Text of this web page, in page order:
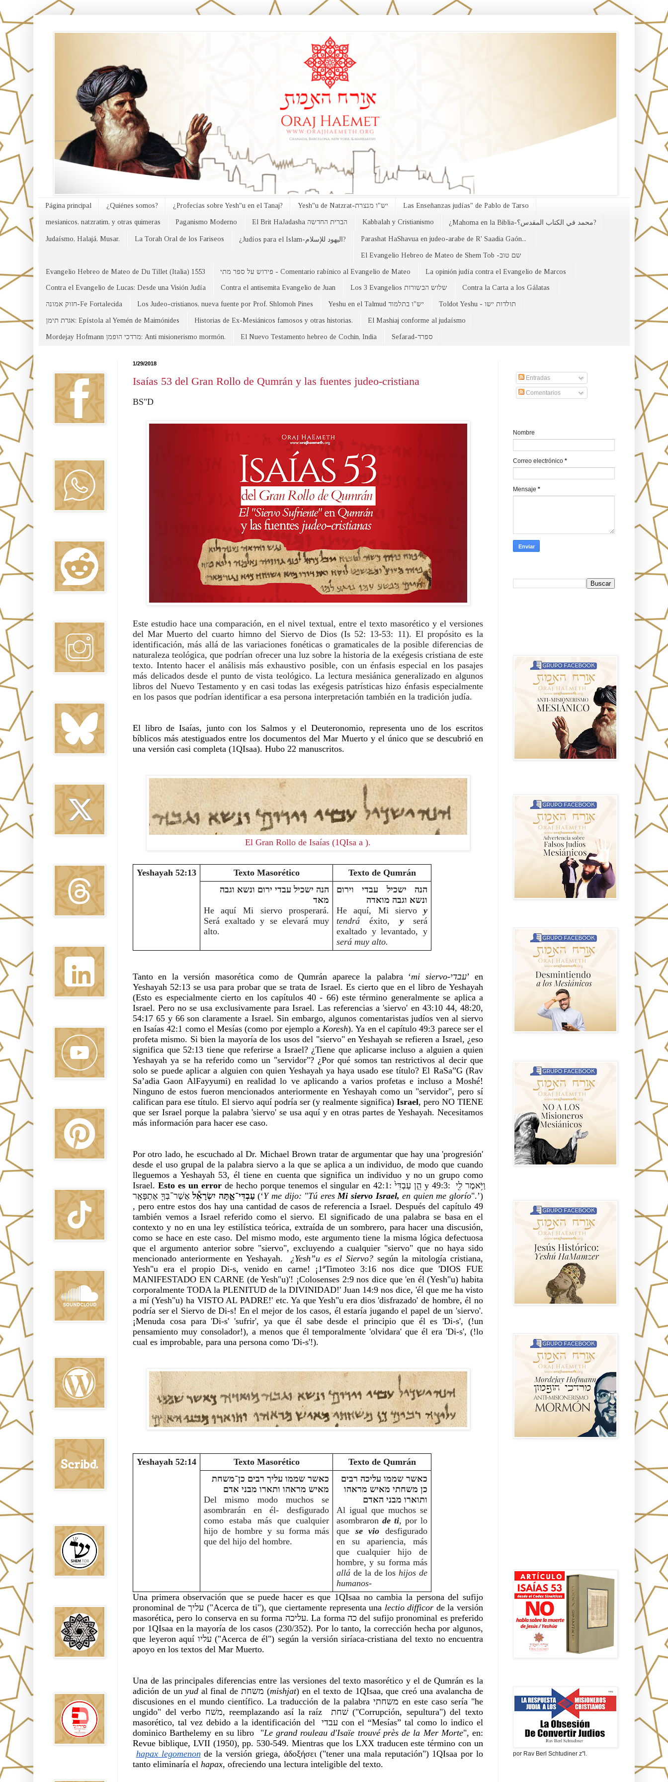
Página principal ¿Quiénes somos? ¿Profecías sobre Yesh"u en el Tanaj? Yesh"u de Natzrat-יש"ו מנצרת Las Enseñanzas judías" de Pablo de Tarso
mesianicos, natzratim, y otras quimeras Paganismo Moderno El Brit HaJadasha הברית החדשה Kabbalah y Cristianismo ¿Mahoma en la Biblia-محمد في الكتاب المقدس؟?
Judaísmo, Halajá, Musar. La Torah Oral de los Fariseos ¿Judíos para el Islam-اليهود للإسلام? Parashat HaShavua en judeo-arabe de R' Saadia Gaón...
El Evangelio Hebreo de Mateo de Shem Tob -שם טוב
Evangelio Hebreo de Mateo de Du Tillet (Italia) 1553 פירוש על ספר מתי - Comentario rabínico al Evangelio de Mateo La opinión judía contra el Evangelio de Marcos
Contra el Evangelio de Lucas: Desde una Visión Judía Contra el antisemita Evangelio de Juan Los 3 Evangelios שלוש הבשורות Contra la Carta a los Gálatas
חזוק אמונה-Fe Fortalecida Los Judeo-cristianos, nueva fuente por Prof. Shlomoh Pines Yeshu en el Talmud יש"ו בתלמוד Toldot Yeshu - תולדות ישו
אגרת תימן: Epístola al Yemén de Maimónides Historias de Ex-Mesiánicos famosos y otras historias. El Mashiaj conforme al judaísmo
Mordejay Hofmann מרדכי הופמן: Anti misionerismo mormón. El Nuevo Testamento hebreo de Cochin, India Sefarad-ספרד
1/29/2018
Isaías 53 del Gran Rollo de Qumrán y las fuentes judeo-cristiana
BS"D
Este estudio hace una comparación, en el nivel textual, entre el texto masorético y el versiones
del Mar Muerto del cuarto himno del Siervo de Dios (Is 52: 13-53: 11). El propósito es la
identificación, más allá de las variaciones fonéticas o gramaticales de la posible diferencias de
naturaleza teológica, que podrían ofrecer una luz sobre la historia de la exégesis cristiana de este
texto. Intento hacer el análisis más exhaustivo posible, con un énfasis especial en los pasajes
más delicados desde el punto de vista teológico. La lectura mesiánica generalizado en algunos
libros del Nuevo Testamento y en casi todas las exégesis patrísticas hizo énfasis especialmente
en los pasos que podrían identificar a esa persona interpretación también en la tradición judía.
El libro de Isaías, junto con los Salmos y el Deuteronomio, representa uno de los escritos
bíblicos más atestiguados entre los documentos del Mar Muerto y el único que se descubrió en
una versión casi completa (1QIsaa). Hubo 22 manuscritos.
El Gran Rollo de Isaías (1QIsa a ).
Yeshayah 52:13 Texto Masorético
Texto de Qumrán
מאד
He aquí Mi siervo prosperará.
Será exaltado y se elevará muy
alto.
ונשא וגבה מואדה
He aquí, Mi siervo y
tendrá éxito, y será
será muy alto.
Tanto en la versión masorética como de Qumrán aparece la palabra ‘ mi siervo-עבדי’ en
Yeshayah 52:13 se usa para probar que se trata de Israel. Es cierto que en el libro de Yeshayah
(Esto es especialmente cierto en los capítulos 40 - 66) este término generalmente se aplica a
Israel. Pero no se usa exclusivamente para Israel. Las referencias a 'siervo' en 43:10 44, 48:20,
54:17 65 y 66 son claramente a Israel. Sin embargo, algunos comentaristas judíos ven al siervo
en Isaías 42:1 como el Mesías (como por ejemplo a Koresh). Ya en el capítulo 49:3 parece ser el
profeta mismo. Si bien la mayoría de los usos del "siervo" en Yeshayah se refieren a Israel, ¿eso
significa que 52:13 tiene que referirse a Israel? ¿Tiene que aplicarse incluso a alguien a quien
Yeshayah ya se ha referido como un "servidor"? ¿Por qué somos tan restrictivos al decir que
solo se puede aplicar a alguien con quien Yeshayah ya haya usado ese título? El RaSa”G (Rav
Sa’adia Gaon AlFayyumi) en realidad lo ve aplicando a varios profetas e incluso a Moshé!
Ninguno de estos fueron mencionados anteriormente en Yeshayah como un "servidor", pero sí
califican para ese título. El siervo aquí podría ser (y realmente significa) Israel, pero NO TIENE
que ser Israel porque la palabra 'siervo' se usa aquí y en otras partes de Yeshayah. Necesitamos
más información para hacer ese caso.
Por otro lado, he escuchado al Dr. Michael Brown tratar de argumentar que hay una 'progresión'
desde el uso grupal de la palabra siervo a la que se aplica a un individuo, de modo que cuando
lleguemos a Yeshayah 53, él tiene en cuenta que significa un individuo y no un grupo como
Israel. Esto es un error
de hecho porque tenemos el singular en 42:1: הֵ֤ן עַבְדִּי֙ y 49:3: וַיֹּ֥אמֶר לִ֖י
עַבְדִּי־אָ֑תָּה יִשְׂרָאֵ֕ל אֲשֶׁר־בְּךָ֖ אֶתְפָּאָֽר (‘Y me dijo: "Tú eres Mi siervo Israel, en quien me glorío".’)
, pero entre estos dos hay una cantidad de casos de referencia a Israel. Después del capítulo 49
también vemos a Israel referido como el siervo. El significado de una palabra se basa en el
contexto y no en una ley estilística teórica, extraída de un sombrero, para hacer una discusión,
como se hace en este caso. Del mismo modo, este argumento tiene la misma lógica defectuosa
que el argumento anterior sobre "siervo", excluyendo a cualquier "siervo" que no haya sido
mencionado anteriormente en Yeshayah.
¿Yesh”u es el Siervo? según la mitología cristiana,
Yesh"u era el propio Di-s, venido en carne! ¡1ªTimoteo 3:16 nos dice que 'DIOS FUE
MANIFESTADO EN CARNE (de Yesh"u)'! ¡Colosenses 2:9 nos dice que 'en él (Yesh"u) habita
corporalmente TODA la PLENITUD de la DIVINIDAD!' Juan 14:9 nos dice, 'él que me ha visto
a mí (Yesh"u) ha VISTO AL PADRE!' etc. Ya que Yesh"u era dios 'disfrazado' de hombre, él no
podría ser el Siervo de Di-s! En el mejor de los casos, él estaría jugando el papel de un 'siervo'.
¡Menuda cosa para 'Di-s' 'sufrir', ya que él sabe desde el principio que él es 'Di-s', (!un
pensamiento muy consolador!), a menos que él temporalmente 'olvidara' que él era 'Di-s', (!lo
cual es improbable, para una persona como 'Di-s'!).
Yeshayah 52:14 Texto Masorético
Texto de Qumrán
כאשר שממו עליך רבים כן־משחת
מאיש מראהו ותארו מבני אדם
Del mismo modo muchos se
asombrarán en él- desfigurado
como estaba más que cualquier
hijo de hombre y su forma más
que del hijo del hombre.
כן משחתי מאיש מראהו
ותוארו מבני האדם
Al igual que muchos se
asombraron de ti, por lo
que se vio desfigurado
en su apariencia, más
que cualquier hijo de
allá de la de los hijos de
humanos-
Una primera observación que se puede hacer es que 1QIsaa no cambia la persona del sufijo
pronominal de עליך ("Acerca de ti"), que ciertamente representa una lectio difficor de la versión
masorética, pero lo conserva en su forma עליכה. La forma כה del sufijo pronominal es preferido
por 1QIsaa en la mayoría de los casos (230/352). Por lo tanto, la corrección hecha por algunos,
que leyeron aquí עליו ("Acerca de él") según la versión siríaca-cristiana del texto no encuentra
apoyo en los textos del Mar Muerto.
Una de las principales diferencias entre las versiones del texto masorético y el de Qumrán es la
adición de un yud al final de משחת (mishjat) en el texto de 1QIsaa, que creó una avalancha de
discusiones en el mundo científico. La traducción de la palabra משחתי en este caso sería "he
ungido" del verbo משׁח, reemplazando así la raíz  שׁחת ("Corrupción, sepultura") del texto
masorético, tal vez debido a la identificación del  עבדי con el “Mesías” tal como lo indico el
dominico Barthelemy en su libro  "Le grand rouleau d'Isaïe trouvé près de la Mer Morte", en:
Revue biblique, LVII (1950), pp. 530-549. Mientras que los LXX traducen este término con un
hapax legomenon de la versión griega, ἀδοξήσει ("tener una mala reputación") 1QIsaa por lo
tanto eliminaría el hapax, ofreciendo una lectura inteligible del texto.
Entradas
Comentarios
Nombre
Correo electrónico *
Mensaje *
por Rav Berl Schtudiner z"l.